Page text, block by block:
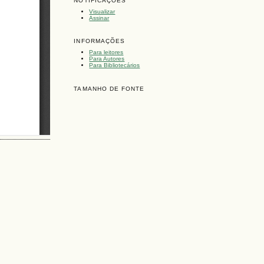
Visualizar
Assinar
INFORMAÇÕES
Para leitores
Para Autores
Para Bibliotecários
TAMANHO DE FONTE